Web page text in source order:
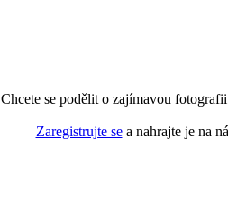
Chcete se podělit o zajímavou
Zaregistrujte sea nahrajte je na